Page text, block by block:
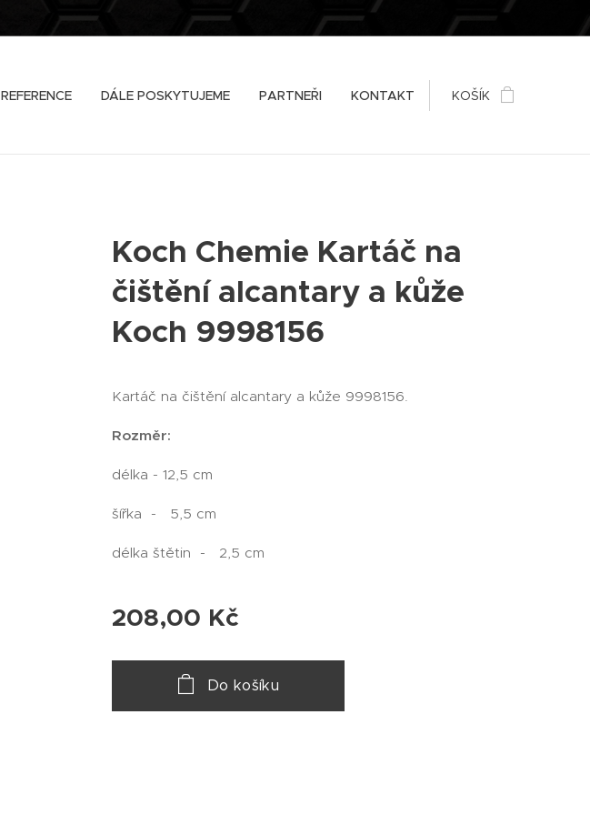
REFERENCE DÁLE POSKYTUJEME PARTNEŘI KONTAKT KOŠÍK
Koch Chemie Kartáč na
čištění alcantary a kůže
Koch 9998156
Kartáč na čištění alcantary a kůže 9998156.
Rozměr:
délka - 12,5 cm
šířka - 5,5 cm
délka štětin - 2,5 cm
208,00 Kč
Do košíku